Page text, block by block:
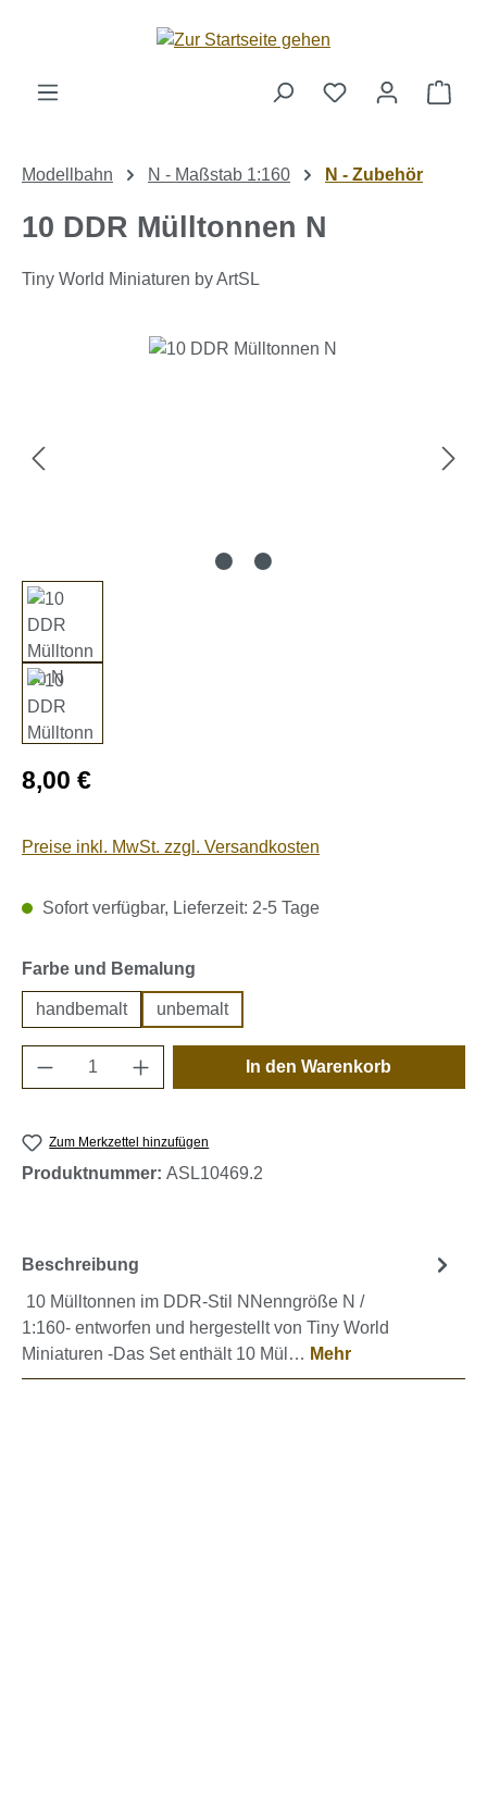
Zum Hauptinhalt springen
Modellbahn N - Maßstab 1:160 N - Zubehör
10 DDR Mülltonnen N
Tiny World Miniaturen by ArtSL
Bildergalerie überspringen
Regulärer Preis:
8,00 €
Preise inkl. MwSt. zzgl. Versandkosten
Sofort verfügbar, Lieferzeit: 2-5 Tage
Farbe und Bemalung
handbemalt unbemalt
Produkt Anzahl: Gib den gewünschten
In den Warenkorb
Zum Merkzettel hinzufügen
Produktnummer: ASL10469.2
Beschreibung
10 Mülltonnen im DDR-Stil NNenngröße N /
1:160- entworfen und hergestellt von Tiny World
Miniaturen -Das Set enthält 10 Mül… Mehr